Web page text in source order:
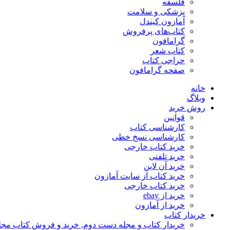
فلسفه
پزشکی و سلامت
آمازون کیندل
کتاب‌های پرفروش
گرامافون
کتاب شعر
حراجی کتاب
صفحه گرامافون
خانه
وبلاگ
روش خرید
قوانین
کارشناسی کتاب
کارشناسی نسخ خطی
خرید کتاب خارجی
خرید تلفنی
خرید آن لاین
خرید کتاب از سایت آمازون
خرید کتاب خارجی
خرید از ebay
خرید از آمازون
خریدار کتاب
خریدار کتاب و مجله دست دوم, خرید و فروش کتاب